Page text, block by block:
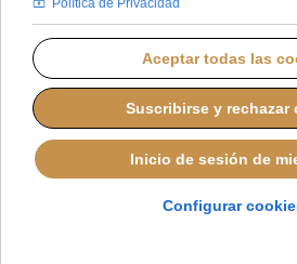
MIÉRCOLES, 02 JULIO 2025 13:33